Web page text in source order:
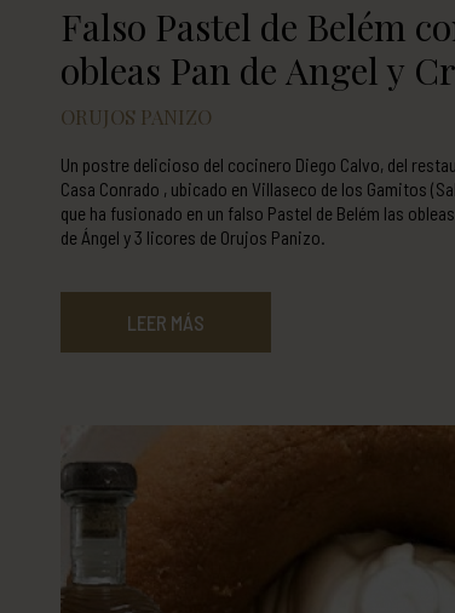
Falso Pastel de Belém
obleas Pan de Angel y
de Orujo Panizo
ORUJOS PANIZO
Un postre delicioso del cocinero Diego Calvo, del
Casa Conrado , ubicado en Villaseco de los Gamitos
que ha fusionado en un falso Pastel de Belém las
de Ángel y 3 licores de Orujos Panizo.
LEER MÁS